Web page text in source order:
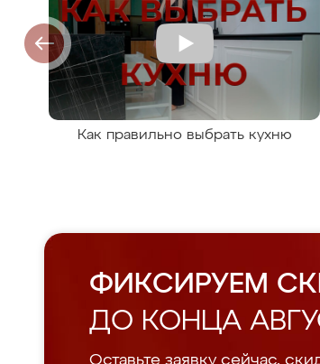
Как правильно выбрать кухню
ФИКСИРУЕМ
ДО КОНЦА
Оставьте заявку сейчас,